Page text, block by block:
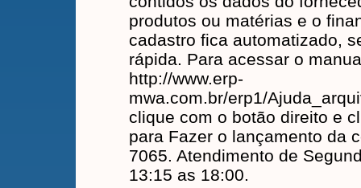
produtos ou matérias e o
cadastro fica automatizado,
rápida. Para acessar o
http://www.erp-
mwa.com.br/erp1/
clique com o botão direito e
para Fazer o lançamento da
7065. Atendimento de
13:15 as 18:00.